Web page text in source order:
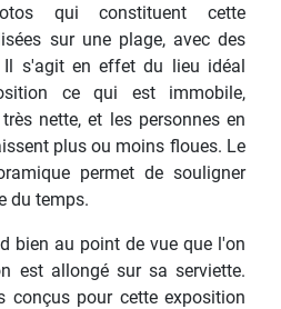
qui constituent cette
sur une plage, avec des
s'agit en effet du lieu idéal
ce qui est immobile,
nette, et les personnes en
plus ou moins floues. Le
permet de souligner
du temps.
bien au point de vue que l'on
est allongé sur sa serviette.
conçus pour cette exposition